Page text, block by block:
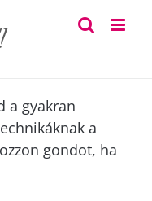
a gyakran
a
gondot, ha